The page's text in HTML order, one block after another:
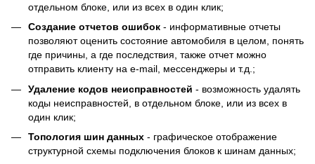
отдельном блоке, или из всех в один клик;
Создание отчетов ошибок - информативные отчеты
позволяют оценить состояние автомобиля в целом, понять
где причины, а где последствия, также отчет можно
отправить клиенту на e-mail, мессенджеры и т.д.;
Удаление кодов неисправностей - возможность удалять
коды неисправностей, в отдельном блоке, или из всех в
один клик;
Топология шин данных - графическое отображение
структурной схемы подключения блоков к шинам данных;